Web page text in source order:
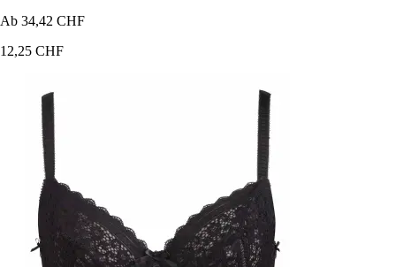
Ab 34,42 CHF
12,25 CHF